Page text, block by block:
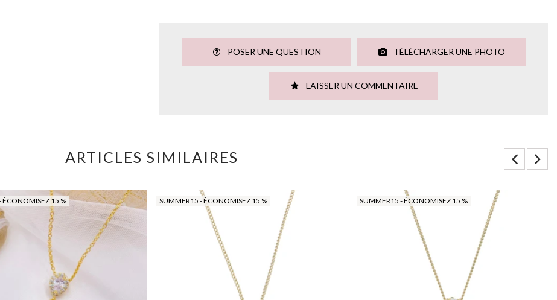
POSER UNE QUESTION TÉLÉCHARGER UNE PHOTO
LAISSER UN COMMENTAIRE
ARTICLES SIMILAIRES
ÉCONOMISEZ 15 % SUMMER15 - ÉCONOMISEZ 15 % SUMMER15 - ÉCONOMISEZ 15 %